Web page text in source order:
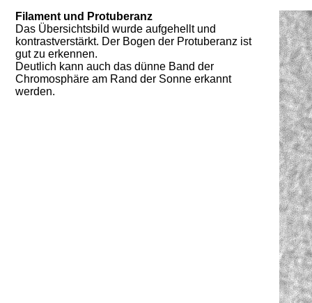
Filament und Protuberanz
Das Übersichtsbild wurde aufgehellt und
kontrastverstärkt. Der Bogen der Protuberanz ist
gut zu erkennen.
Deutlich kann auch das dünne Band der
Chromosphäre am Rand der Sonne erkannt
werden.